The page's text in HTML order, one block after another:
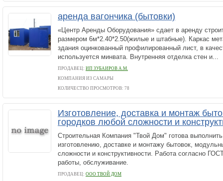
аренда вагончика (бытовки)
«Центр Аренды Оборудования» сдает в аренду
размером 6м*2.40*2.50(жилые и штабные). Каркас
здания оцинкованный профилированный лист, в
используется минвата. Внутренняя отделка стен и...
ПРОДАВЕЦ: ИП ЗУБАИРОВ А.М.
КОМПАНИЯ ИЗ САМАРЫ
КОЛИЧЕСТВО ПРОСМОТРОВ: 78
Изготовление, доставка и монтаж
городков любой сложности и
Строительная Компания "Твой Дом" готова
изготовлению, доставке и монтажу бытовок,
сложности и конструктивности. Работа согласно
работы, обслуживание.
ПРОДАВЕЦ: ООО ТВОЙ ДОМ